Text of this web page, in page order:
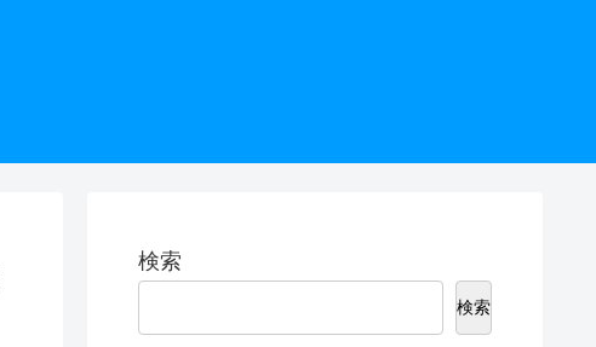
検索
検索